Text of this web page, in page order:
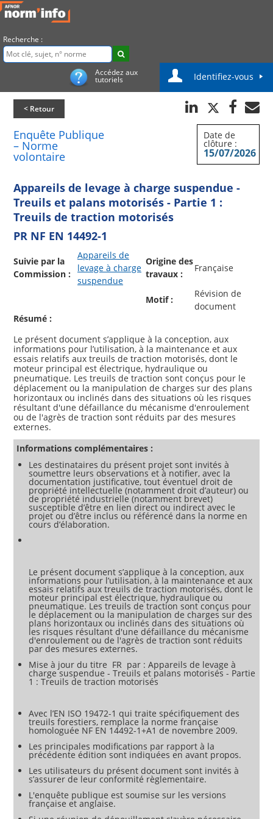
Recherche :
Accédez aux
tutoriels Identifiez-vous
< Retour
Enquête Publique
– Norme
volontaire
Date de
clôture :
15/07/2026
Appareils de levage à charge suspendue -
Treuils et palans motorisés - Partie 1 :
Treuils de traction motorisés
PR NF EN 14492-1
Suivie par la
Commission :
Appareils de
levage à charge
suspendue
Origine des
travaux :
Française
Motif :
Révision de
document
Résumé :
Le présent document s’applique à la conception, aux
informations pour l’utilisation, à la maintenance et aux
essais relatifs aux treuils de traction motorisés, dont le
moteur principal est électrique, hydraulique ou
pneumatique. Les treuils de traction sont conçus pour le
déplacement ou la manipulation de charges sur des plans
horizontaux ou inclinés dans des situations où les risques
résultant d'une défaillance du mécanisme d'enroulement
ou de l'agrès de traction sont réduits par des mesures
Informations complémentaires :
Les destinataires du présent projet sont invités à
soumettre leurs observations et à notifier, avec la
documentation justificative, tout éventuel droit de
propriété intellectuelle (notamment droit d’auteur) ou
de propriété industrielle (notamment brevet)
susceptible d’être en lien direct ou indirect avec le
projet ou d’être inclus ou référencé dans la norme en
cours d’élaboration.
Le présent document s’applique à la conception, aux
informations pour l’utilisation, à la maintenance et aux
essais relatifs aux treuils de traction motorisés, dont le
moteur principal est électrique, hydraulique ou
pneumatique. Les treuils de traction sont conçus pour
le déplacement ou la manipulation de charges sur des
plans horizontaux ou inclinés dans des situations où
les risques résultant d'une défaillance du mécanisme
d'enroulement ou de l'agrès de traction sont réduits
par des mesures externes.
Mise à jour du titre FR par : Appareils de levage à
charge suspendue - Treuils et palans motorisés - Partie
1 : Treuils de traction motorisés
Avec l’EN ISO 19472-1 qui traite spécifiquement des
treuils forestiers, remplace la norme française
homologuée NF EN 14492-1+A1 de novembre 2009.
Les principales modifications par rapport à la
précédente édition sont indiquées en avant propos.
Les utilisateurs du présent document sont invités à
s’assurer de leur conformité règlementaire.
L'enquête publique est soumise sur les versions
française et anglaise.